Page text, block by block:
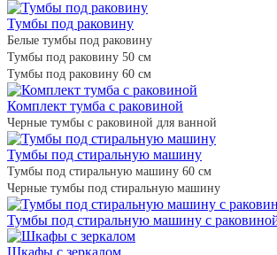
Тумбы под раковину
Белые тумбы под раковину
Тумбы под раковину 50 см
Тумбы под раковину 60 см
Комплект тумба с раковиной
Черные тумбы с раковиной для ванной
Тумбы под стиральную машину
Тумбы под стиральную машину 60 см
Черные тумбы под стиральную машину
Тумбы под стиральную машину с
Шкафы с зеркалом